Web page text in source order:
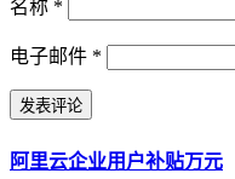
名称 *
电子邮件 *
阿里云企业用户补贴万元